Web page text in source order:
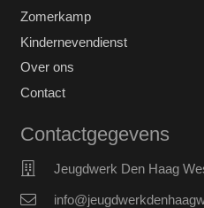
Zomerkamp
Kindernevendienst
Over ons
Contact
Contactgegevens
Jeugdwerk Den Haag